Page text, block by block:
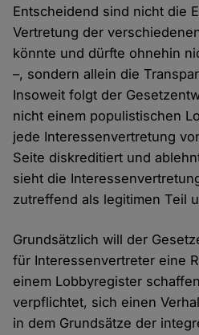
Entscheidend sind nicht die
Vertretung der
könnte und dürfte ohnehin
–, sondern allein die
Insoweit folgt der
nicht einem populistischen
jede Interessenvertretung
Seite diskreditiert und
sieht die
zutreffend als legitimen Teil
Grundsätzlich will der
für Interessenvertreter eine
einem Lobbyregister
verpflichtet, sich einen
in dem Grundsätze der